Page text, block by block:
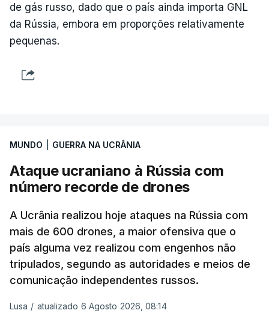
de gás russo, dado que o país ainda importa GNL
da Rússia, embora em proporções relativamente
pequenas.
MUNDO GUERRA NA UCRÂNIA
Ataque ucraniano à Rússia com
número recorde de drones
A Ucrânia realizou hoje ataques na Rússia com
mais de 600 drones, a maior ofensiva que o
país alguma vez realizou com engenhos não
tripulados, segundo as autoridades e meios de
comunicação independentes russos.
Lusa / atualizado 6 Agosto 2026, 08:14